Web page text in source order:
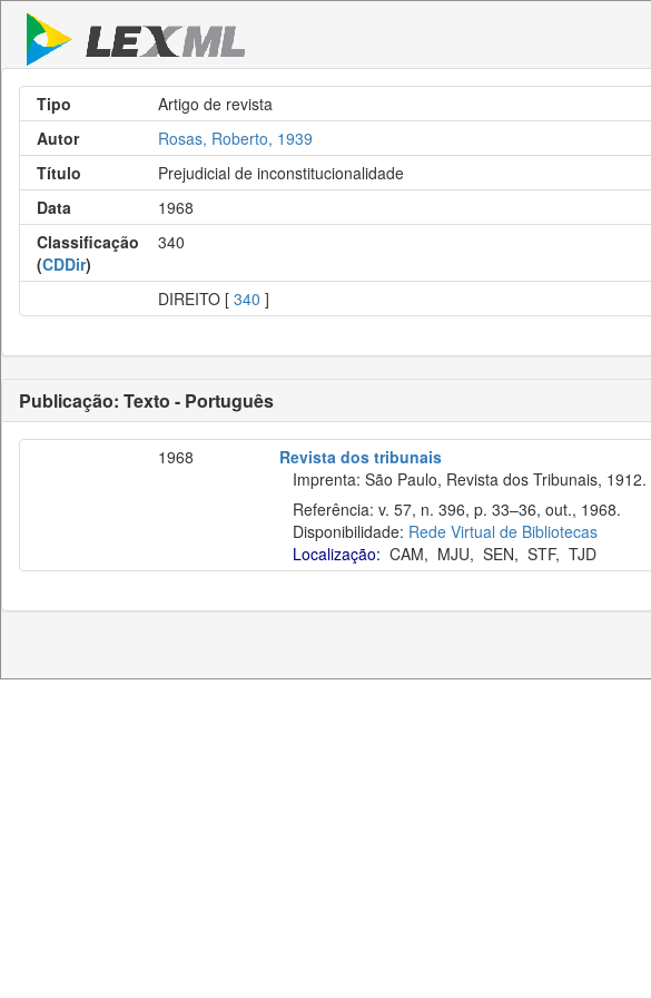
Tipo
Artigo de revista
Autor
Rosas, Roberto, 1939
Título
Prejudicial de inconstitucionalidade
Data
1968
Classificação
(CDDir)
340
DIREITO [ 340 ]
Publicação: Texto - Português
1968
Revista dos tribunais
Imprenta: São Paulo, Revista dos Tribunais, 1912.
Referência: v. 57, n. 396, p. 33–36, out., 1968.
Disponibilidade: Rede Virtual de Bibliotecas
Localização: CAM, MJU, SEN, STF, TJD